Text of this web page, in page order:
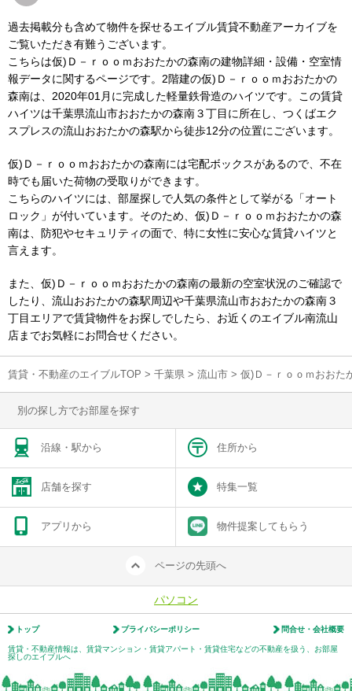
過去掲載分も含めて物件を探せるエイブル賃貸不動産アーカイブを
ご覧いただき有難うございます。
こちらは仮)Ｄ－ｒｏｏｍおおたかの森南の建物詳細・設備・空室情
報データに関するページです。2階建の仮)Ｄ－ｒｏｏｍおおたかの
森南は、2020年01月に完成した軽量鉄骨造のハイツです。この賃貸
ハイツは千葉県流山市おおたかの森南３丁目に所在し、つくばエク
スプレスの流山おおたかの森駅から徒歩12分の位置にございます。
仮)Ｄ－ｒｏｏｍおおたかの森南には宅配ボックスがあるので、不在
時でも届いた荷物の受取りができます。
こちらのハイツには、部屋探しで人気の条件として挙がる「オート
ロック」が付いています。そのため、仮)Ｄ－ｒｏｏｍおおたかの森
南は、防犯やセキュリティの面で、特に女性に安心な賃貸ハイツと
言えます。
また、仮)Ｄ－ｒｏｏｍおおたかの森南の最新の空室状況のご確認で
したり、流山おおたかの森駅周辺や千葉県流山市おおたかの森南３
丁目エリアで賃貸物件をお探しでしたら、お近くのエイブル南流山
店までお気軽にお問合せください。
賃貸・不動産のエイブルTOP > 千葉県 > 流山市 > 仮)Ｄ－ｒｏｏｍおおた
別の探し方でお部屋を探す
沿線・駅から 住所から
店舗を探す 特集一覧
アプリから 物件提案してもらう
ページの先頭へ
パソコン
トップ プライバシーポリシー 問合せ・会社概要
賃貸・不動産情報は、賃貸マンション・賃貸アパート・賃貸住宅などの不動産を扱う、お部屋
探しのエイブルへ